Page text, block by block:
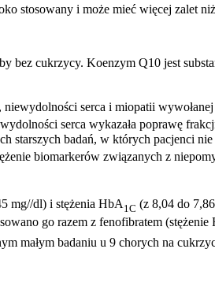
stosowany i może mieć więcej zalet
bez cukrzycy. Koenzym Q10 jest
serca i miopatii
serca wykazała poprawę
starszych badań, w których pacjenci
biomarkerów związanych z
mg//dl) i stężenia HbA1C (z 8,04 do
go razem z fenofibratem (stężenie
małym badaniu u 9 chorych na